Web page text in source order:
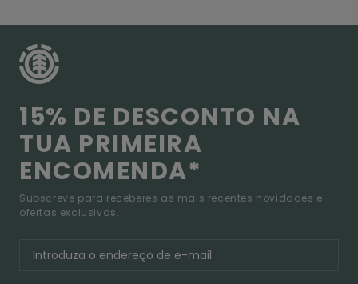
15% DE DESCONTO NA
TUA PRIMEIRA
ENCOMENDA*
Subscreve para receberes as mais recentes novidades e
ofertas exclusivas.